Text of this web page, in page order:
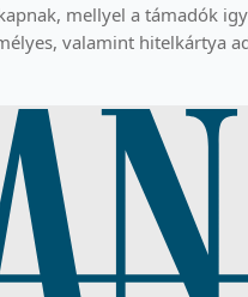
mellyel a támadók
valamint hitelkártya